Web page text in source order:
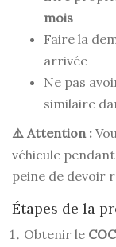
mois
Faire la
arrivée
Ne pas
similaire
⚠️ Attention :
véhicule
peine de devoir
Étapes de la
Obtenir le COC